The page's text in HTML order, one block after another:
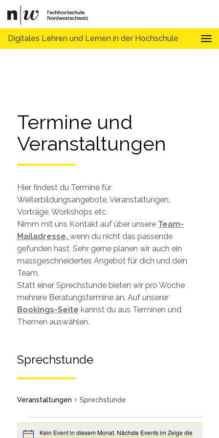
Digitales Lehren und Lernen in der Hochschule
Termine und
Veranstaltungen
Hier findest du Termine für
Weiterbildungsangebote, Veranstaltungen,
Vorträge, Workshops etc.
Nimm mit uns Kontakt auf über unsere Team-
Mailadresse, wenn du nicht das passende
gefunden hast. Sehr gerne planen wir auch ein
massgeschneidertes Angebot für dich und dein
Team.
Statt einer Sprechstunde bieten wir pro Woche
mehrere Beratungstermine an. Auf unserer
Bookings-Seite kannst du aus Terminen und
Themen auswählen.
Sprechstunde
Veranstaltungen Sprechstunde
Kein Event in diesem Monat. Nächste Events im Zeige die